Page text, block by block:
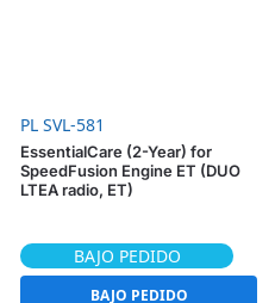
PL SVL-581
EssentialCare (2-Year) for
SpeedFusion Engine ET (DUO
LTEA radio, ET)
BAJO PEDIDO
BAJO PEDIDO